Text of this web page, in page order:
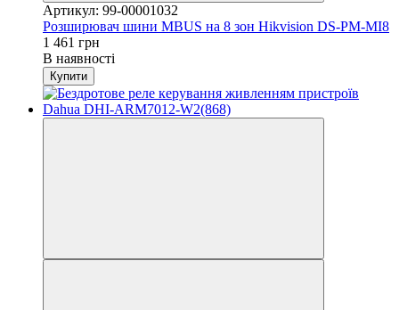
Артикул: 99-00001032
Розширювач шини MBUS на 8 зон Hikvision DS-PM-MI8
1 461 грн
В наявності
Купити